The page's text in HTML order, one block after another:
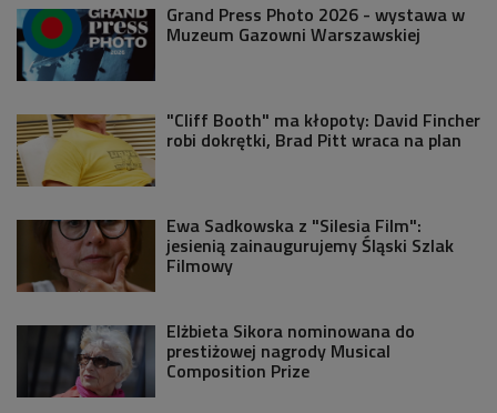
Grand Press Photo 2026 - wystawa w
Muzeum Gazowni Warszawskiej
"Cliff Booth" ma kłopoty: David Fincher
robi dokrętki, Brad Pitt wraca na plan
Ewa Sadkowska z "Silesia Film":
jesienią zainaugurujemy Śląski Szlak
Filmowy
Elżbieta Sikora nominowana do
prestiżowej nagrody Musical
Composition Prize